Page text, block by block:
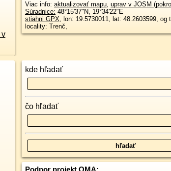
v
Viac info: aktualizovať mapu, uprav v JOSM
Súradnice: 48°15'37"N, 19°34'22"E
stiahni GPX, lon: 19.5730011, lat: 48.2603599, og
locality: Trenč,
kde hľadať
čo hľadať
Podpor projekt OMA: